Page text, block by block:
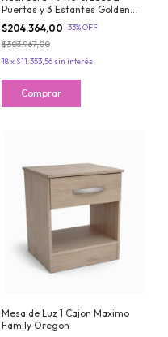
Puertas y 3 Estantes Golden
Oregon Maximo Milan
$204.364,00 -33%OFF
$303.967,00
18x $11.353,56 sin interés
Mesa de Luz 1 Cajon Maximo
Family Oregon